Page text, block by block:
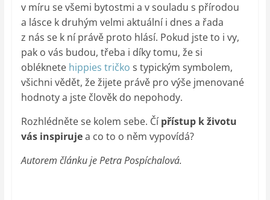
v míru se všemi bytostmi a v souladu s přírodou
a lásce k druhým velmi aktuální i dnes a řada
z nás se k ní právě proto hlásí. Pokud jste to i vy,
pak o vás budou, třeba i díky tomu, že si
obléknete hippies tričko s typickým symbolem,
všichni vědět, že žijete právě pro výše jmenované
hodnoty a jste člověk do nepohody.
Rozhlédněte se kolem sebe. Čí přístup k životu
vás inspirujea co to o něm vypovídá?
Autorem článku je Petra Pospíchalová.